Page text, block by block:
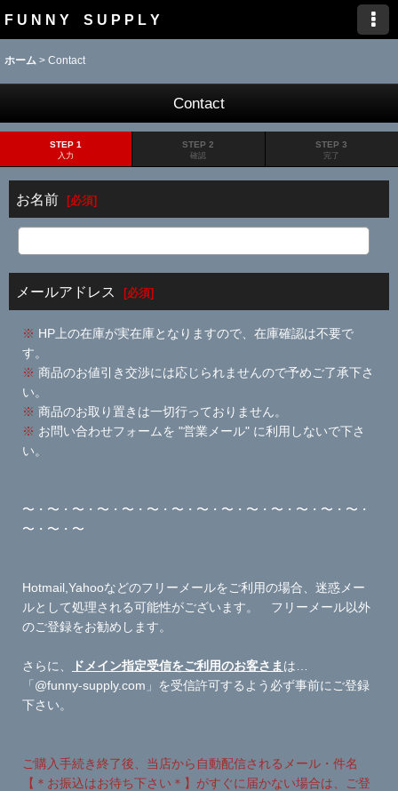
F U N N Y S U P P L Y
ホーム > Contact
Contact
STEP 1
入力
STEP 2
確認
STEP 3
完了
お名前 [必須]
メールアドレス [必須]
※ HP上の在庫が実在庫となりますので、在庫確認は不要で
す。
※ 商品のお値引き交渉には応じられませんので予めご了承下さ
い。
※ 商品のお取り置きは一切行っておりません。
※ お問い合わせフォームを "営業メール" に利用しないで下さ
い。
〜・〜・〜・〜・〜・〜・〜・〜・〜・〜・〜・〜・〜・〜・
〜・〜・〜
Hotmail,Yahooなどのフリーメールをご利用の場合、迷惑メー
ルとして処理される可能性がございます。 フリーメール以外
のご登録をお勧めします。
さらに、 ドメイン指定受信をご利用のお客さま は…
「@funny-supply.com」を受信許可するよう必ず事前にご登録
下さい。
ご購入手続き終了後、当店から自動配信されるメール・件名
【＊お振込はお待ち下さい＊】がすぐに届かない場合は、ご登